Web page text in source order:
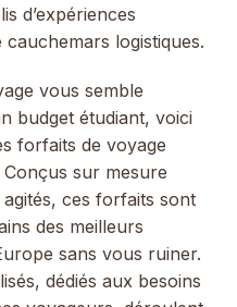
d’expériences
logistiques.
vous semble
budget étudiant, voici
forfaits de voyage
sur mesure
ces forfaits sont
des meilleurs
sans vous ruiner.
dédiés aux besoins